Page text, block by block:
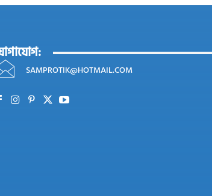
SAMPROTIK@HOTMAIL.COM